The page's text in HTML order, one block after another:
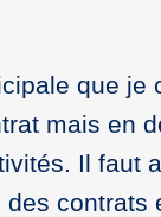
que je
mais en
Il faut
contrats